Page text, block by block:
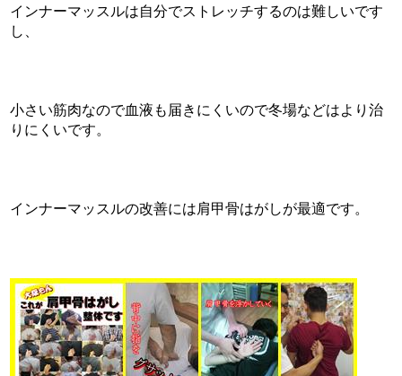
インナーマッスルは自分でストレッチするのは難しいです
し、
小さい筋肉なので血液も届きにくいので冬場などはより治
りにくいです。
インナーマッスルの改善には肩甲骨はがしが最適です。